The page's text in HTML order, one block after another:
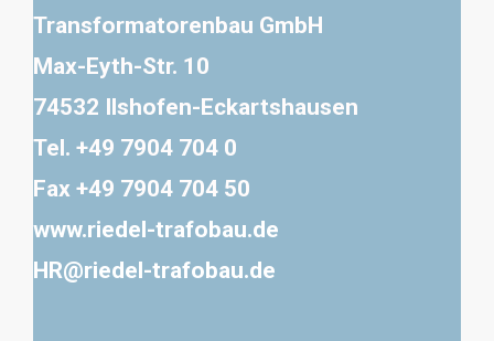
Transformatorenbau GmbH
Max-Eyth-Str. 10
74532 Ilshofen-Eckartshausen
Tel. +49 7904 704 0
Fax +49 7904 704 50
www.riedel-trafobau.de
HR@riedel-trafobau.de